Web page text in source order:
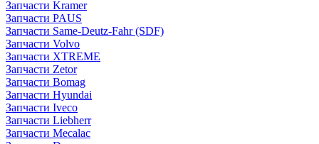
Запчасти Kramer
Запчасти PAUS
Запчасти Same-Deutz-Fahr (SDF)
Запчасти Volvo
Запчасти XTREME
Запчасти Zetor
Запчасти Bomag
Запчасти Hyundai
Запчасти Iveco
Запчасти Liebherr
Запчасти Mecalac